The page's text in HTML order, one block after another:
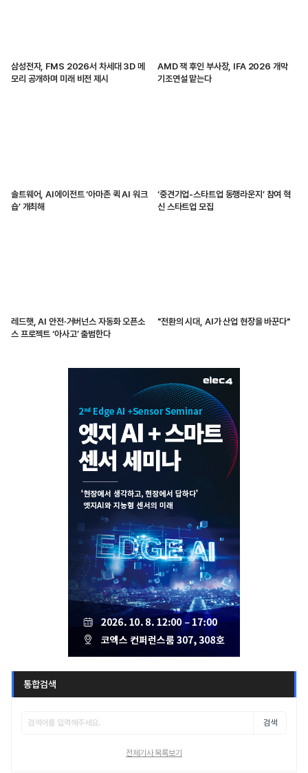
삼성전자, FMS 2026서 차세대 3D 메
모리 공개하며 미래 비전 제시
AMD 잭 후인 부사장, IFA 2026 개막
기조연설 맡는다
솔트웨어, AI에이전트 ‘아마존 퀵 AI 워크
숍’ 개최해
‘중견기업-스타트업 동행라운지’ 참여 혁
신 스타트업 모집
레드햇, AI 안전·거버넌스 자동화 오픈소
스 프로젝트 ‘아사고’ 출범한다
"전환의 시대, AI가 산업 현장을 바꾼다"
통합검색
검색
전체기사 목록보기